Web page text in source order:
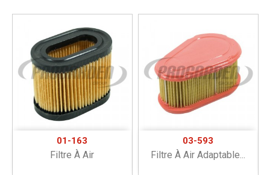
01-163
Filtre À Air
03-593
Filtre À Air Adaptable...